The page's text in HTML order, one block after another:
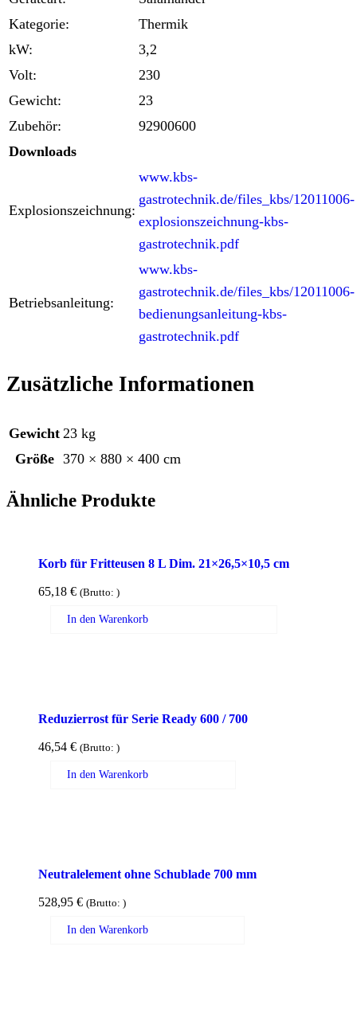
Kategorie:
Thermik
kW:
3,2
Volt:
230
Gewicht:
23
Zubehör:
92900600
Downloads
Explosionszeichnung:
www.kbs-
gastrotechnik.de/files_kbs/12011006-
explosionszeichnung-kbs-
gastrotechnik.pdf
Betriebsanleitung:
www.kbs-
gastrotechnik.de/files_kbs/12011006-
bedienungsanleitung-kbs-
gastrotechnik.pdf
Zusätzliche Informationen
Gewicht 23 kg
Größe 370 × 880 × 400 cm
Ähnliche Produkte
Korb für Fritteusen 8 L Dim. 21×26,5×10,5 cm
65,18 € (Brutto: )
In den Warenkorb
Reduzierrost für Serie Ready 600 / 700
46,54 € (Brutto: )
In den Warenkorb
Neutralelement ohne Schublade 700 mm
528,95 € (Brutto: )
In den Warenkorb